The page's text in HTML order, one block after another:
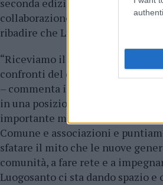
seconda edizione di “
Noi
collaborazione con la
ribadire che Luogosanto è,
“Riceviamo il testimone noi
confronti del direttivo uscente e
– commenta il nuovo presidente
in una posizione di
importante mantenere l’armonia
Comune e associazioni e
sfatare il mito che le nuove
comunità, a fare rete e a
Luogosanto ci sta dando spazio